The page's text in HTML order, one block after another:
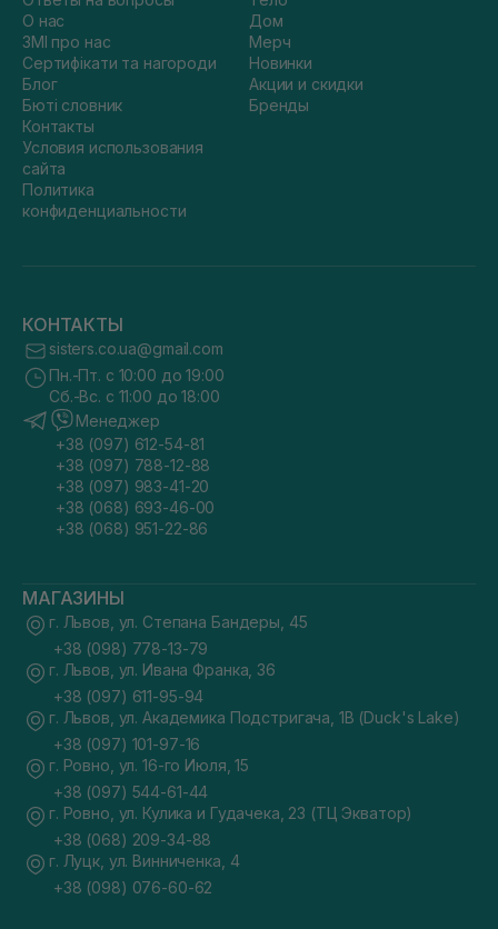
О нас
ЗМІ про нас
Сертифікати та нагороди
Блог
Бюті словник
Контакты
Условия использования
сайта
Политика
конфиденциальности
Дом
Мерч
Новинки
Акции и скидки
Бренды
КОНТАКТЫ
sisters.co.ua@gmail.com
Пн.-Пт. с 10:00 до 19:00
Сб.-Вс. с 11:00 до 18:00
Менеджер
+38 (097) 612-54-81
+38 (097) 788-12-88
+38 (097) 983-41-20
+38 (068) 693-46-00
+38 (068) 951-22-86
МАГАЗИНЫ
г. Львов, ул. Степана Бандеры, 45
+38 (098) 778-13-79
г. Львов, ул. Ивана Франка, 36
+38 (097) 611-95-94
г. Львов, ул. Академика Подстригача, 1В (Duck's Lake)
+38 (097) 101-97-16
г. Ровно, ул. 16-го Июля, 15
+38 (097) 544-61-44
г. Ровно, ул. Кулика и Гудачека, 23 (ТЦ Экватор)
+38 (068) 209-34-88
г. Луцк, ул. Винниченка, 4
+38 (098) 076-60-62